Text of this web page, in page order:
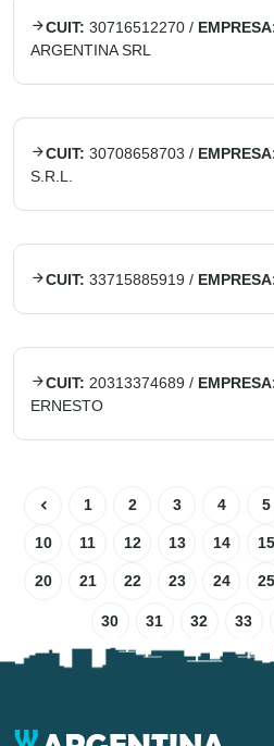
CUIT: 30716512270 /
ARGENTINA SRL
CUIT: 30708658703 /
S.R.L.
CUIT: 33715885919 /
CUIT: 20313374689 /
ERNESTO
1 2 3 4 5
10 11 12 13 14 15
20 21 22 23 24 25
30 31 32 33